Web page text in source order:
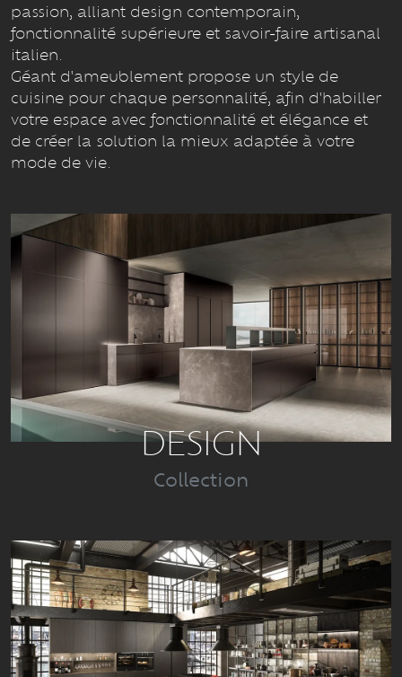
passion, alliant design contemporain,
fonctionnalité supérieure et savoir-faire artisanal
italien.
Géant d'ameublement propose un style de
cuisine pour chaque personnalité, afin d'habiller
votre espace avec fonctionnalité et élégance et
de créer la solution la mieux adaptée à votre
mode de vie.
DESIGN
Collection